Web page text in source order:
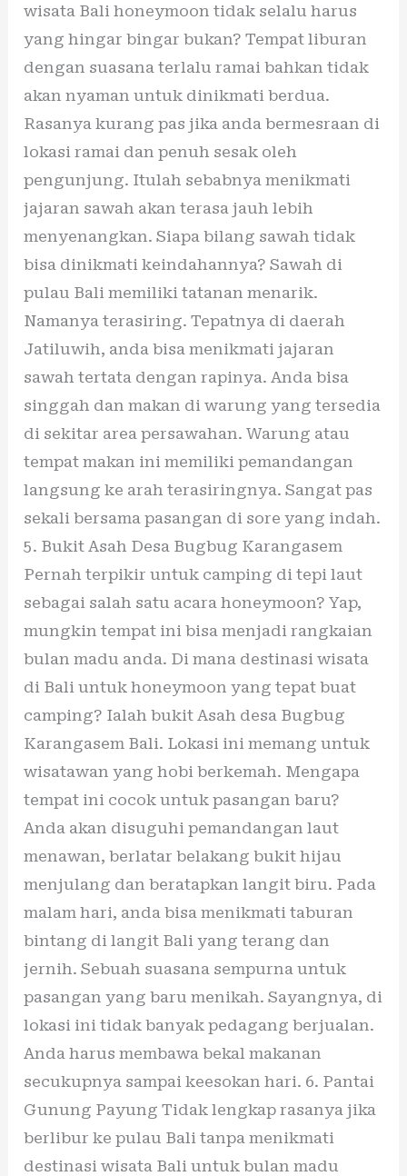
wisata Bali honeymoon tidak selalu harus
yang hingar bingar bukan? Tempat liburan
dengan suasana terlalu ramai bahkan tidak
akan nyaman untuk dinikmati berdua.
Rasanya kurang pas jika anda bermesraan di
lokasi ramai dan penuh sesak oleh
pengunjung. Itulah sebabnya menikmati
jajaran sawah akan terasa jauh lebih
menyenangkan. Siapa bilang sawah tidak
bisa dinikmati keindahannya? Sawah di
pulau Bali memiliki tatanan menarik.
Namanya terasiring. Tepatnya di daerah
Jatiluwih, anda bisa menikmati jajaran
sawah tertata dengan rapinya. Anda bisa
singgah dan makan di warung yang tersedia
di sekitar area persawahan. Warung atau
tempat makan ini memiliki pemandangan
langsung ke arah terasiringnya. Sangat pas
sekali bersama pasangan di sore yang indah.
5. Bukit Asah Desa Bugbug Karangasem
Pernah terpikir untuk camping di tepi laut
sebagai salah satu acara honeymoon? Yap,
mungkin tempat ini bisa menjadi rangkaian
bulan madu anda. Di mana destinasi wisata
di Bali untuk honeymoon yang tepat buat
camping? Ialah bukit Asah desa Bugbug
Karangasem Bali. Lokasi ini memang untuk
wisatawan yang hobi berkemah. Mengapa
tempat ini cocok untuk pasangan baru?
Anda akan disuguhi pemandangan laut
menawan, berlatar belakang bukit hijau
menjulang dan beratapkan langit biru. Pada
malam hari, anda bisa menikmati taburan
bintang di langit Bali yang terang dan
jernih. Sebuah suasana sempurna untuk
pasangan yang baru menikah. Sayangnya, di
lokasi ini tidak banyak pedagang berjualan.
Anda harus membawa bekal makanan
secukupnya sampai keesokan hari. 6. Pantai
Gunung Payung Tidak lengkap rasanya jika
berlibur ke pulau Bali tanpa menikmati
destinasi wisata Bali untuk bulan madu